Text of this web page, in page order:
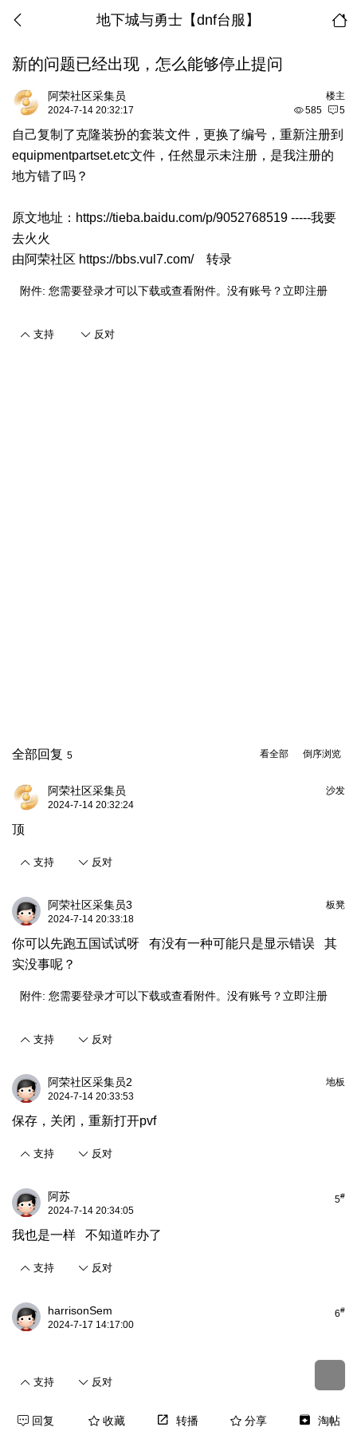
地下城与勇士【dnf台服】
新的问题已经出现，怎么能够停止提问
楼主
阿荣社区采集员
585 5
2024-7-14 20:32:17
自己复制了克隆装扮的套装文件，更换了编号，重新注册到
equipmentpartset.etc文件，任然显示未注册，是我注册的
地方错了吗？
原文地址： https://tieba.baidu.com/p/9052768519 -----我要
去火火
由阿荣社区 https://bbs.vul7.com/ 转录
附件: 您需要登录才可以下载或查看附件。没有账号？ 立即注册
支持 反对
倒序浏览
看全部
全部回复 5
沙发
阿荣社区采集员
2024-7-14 20:32:24
顶
支持 反对
板凳
阿荣社区采集员3
2024-7-14 20:33:18
你可以先跑五国试试呀 有没有一种可能只是显示错误 其
实没事呢？
附件: 您需要登录才可以下载或查看附件。没有账号？ 立即注册
支持 反对
地板
阿荣社区采集员2
2024-7-14 20:33:53
保存，关闭，重新打开pvf
支持 反对
5#
阿苏
2024-7-14 20:34:05
我也是一样 不知道咋办了
支持 反对
6#
harrisonSem
2024-7-17 14:17:00
支持 反对
回复 收藏 转播 分享 淘帖